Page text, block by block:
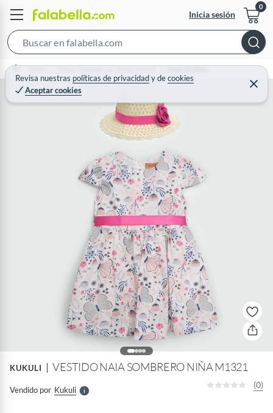
Inicia sesión
e
a
c
h
B
r
Revisa nuestras políticas de privacidadydecookies
Aceptar cookies
C
e
r
Home Niños y Juguetería - Moda Infantil Ropa de niñas
KUKULI VESTIDO NAIA SOMBRERO NIÑA M1321
Vendido por KukuliS
l
l
e
I
n
f
o
(0)